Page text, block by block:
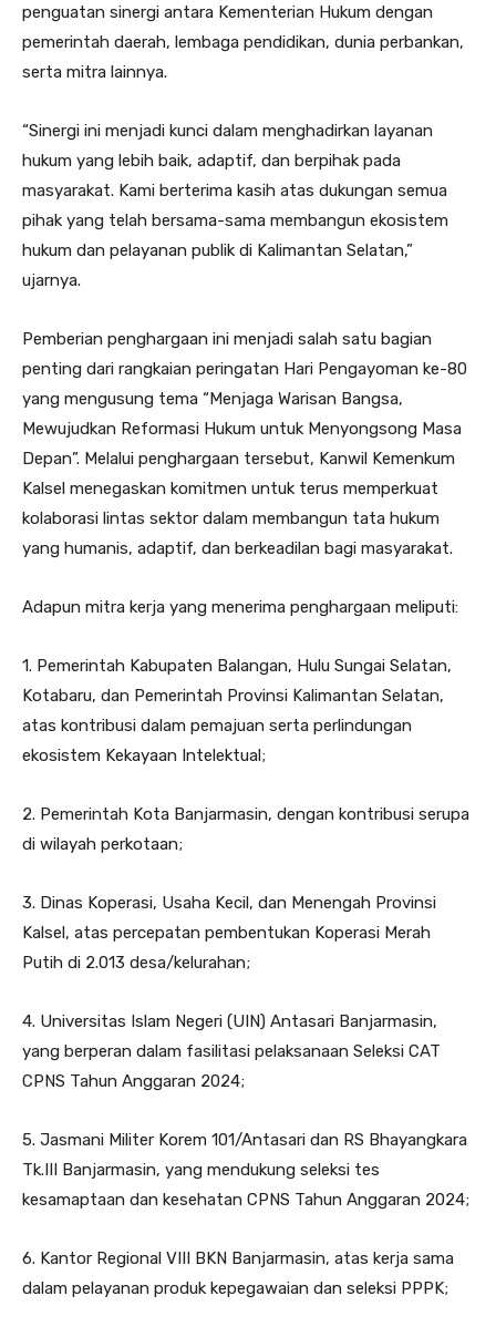
penguatan sinergi antara Kementerian Hukum dengan
pemerintah daerah, lembaga pendidikan, dunia perbankan,
serta mitra lainnya.
“Sinergi ini menjadi kunci dalam menghadirkan layanan
hukum yang lebih baik, adaptif, dan berpihak pada
masyarakat. Kami berterima kasih atas dukungan semua
pihak yang telah bersama-sama membangun ekosistem
hukum dan pelayanan publik di Kalimantan Selatan,”
ujarnya.
Pemberian penghargaan ini menjadi salah satu bagian
penting dari rangkaian peringatan Hari Pengayoman ke-80
yang mengusung tema “Menjaga Warisan Bangsa,
Mewujudkan Reformasi Hukum untuk Menyongsong Masa
Depan”. Melalui penghargaan tersebut, Kanwil Kemenkum
Kalsel menegaskan komitmen untuk terus memperkuat
kolaborasi lintas sektor dalam membangun tata hukum
yang humanis, adaptif, dan berkeadilan bagi masyarakat.
Adapun mitra kerja yang menerima penghargaan meliputi:
1. Pemerintah Kabupaten Balangan, Hulu Sungai Selatan,
Kotabaru, dan Pemerintah Provinsi Kalimantan Selatan,
atas kontribusi dalam pemajuan serta perlindungan
ekosistem Kekayaan Intelektual;
2. Pemerintah Kota Banjarmasin, dengan kontribusi serupa
di wilayah perkotaan;
3. Dinas Koperasi, Usaha Kecil, dan Menengah Provinsi
Kalsel, atas percepatan pembentukan Koperasi Merah
Putih di 2.013 desa/kelurahan;
4. Universitas Islam Negeri (UIN) Antasari Banjarmasin,
yang berperan dalam fasilitasi pelaksanaan Seleksi CAT
CPNS Tahun Anggaran 2024;
5. Jasmani Militer Korem 101/Antasari dan RS Bhayangkara
Tk.III Banjarmasin, yang mendukung seleksi tes
kesamaptaan dan kesehatan CPNS Tahun Anggaran 2024;
6. Kantor Regional VIII BKN Banjarmasin, atas kerja sama
dalam pelayanan produk kepegawaian dan seleksi PPPK;